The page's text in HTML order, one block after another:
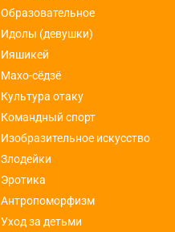
Образовательное
Идолы (девушки)
Ияшикей
Махо-сёдзё
Культура отаку
Командный спорт
Изобразительное искусство
Злодейки
Эротика
Антропоморфизм
Уход за детьми